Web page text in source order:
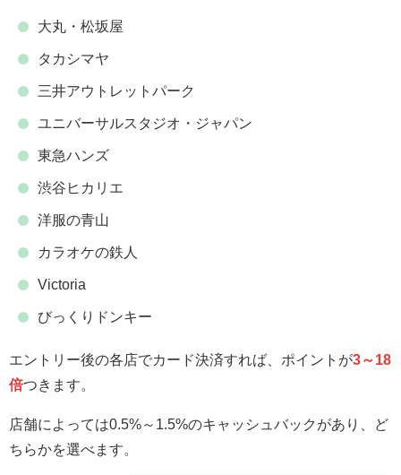
大丸・松坂屋
タカシマヤ
三井アウトレットパーク
ユニバーサルスタジオ・ジャパン
東急ハンズ
渋谷ヒカリエ
洋服の青山
カラオケの鉄人
Victoria
びっくりドンキー
エントリー後の各店でカード決済すれば、ポイントが3～18
倍つきます。
店舗によっては0.5%～1.5%のキャッシュバックがあり、ど
ちらかを選べます。